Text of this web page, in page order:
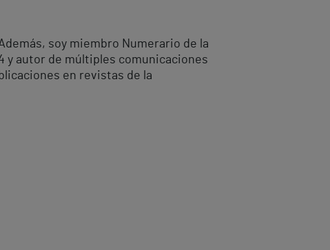
soy miembro Numerario de la
y autor de múltiples comunicaciones
en revistas de la